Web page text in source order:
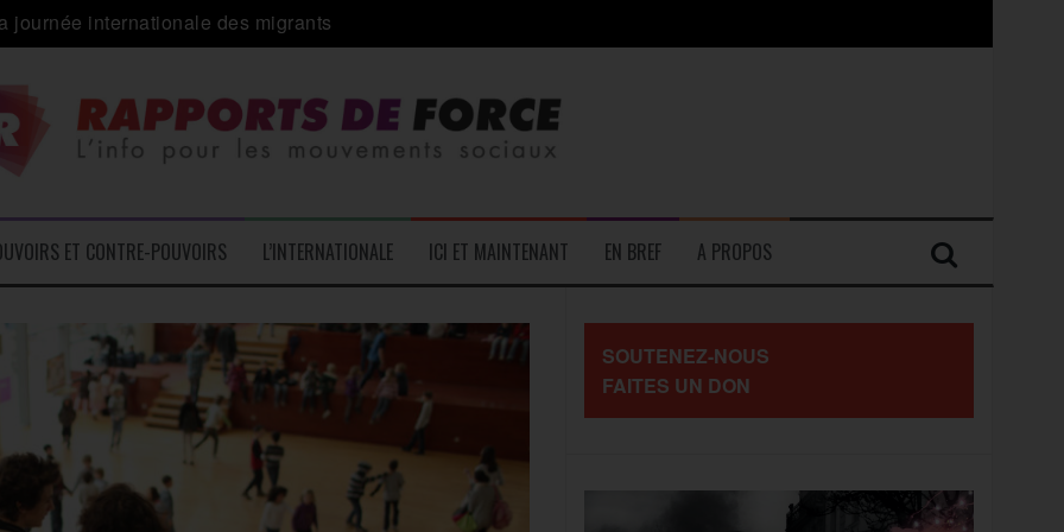
inédite » avec les associations d’usagers ?
– L’Actu des Oublié.es
contre « l’une des plus grandes attaques jamais menées contre les travailleurs »
ça peut marcher
médico-social
ET CONTRE-POUVOIRS L’INTERNATIONALE ICI ET MAINTENANT EN BREF A PROPOS
SOUTENEZ-NOUS
FAITES UN DON